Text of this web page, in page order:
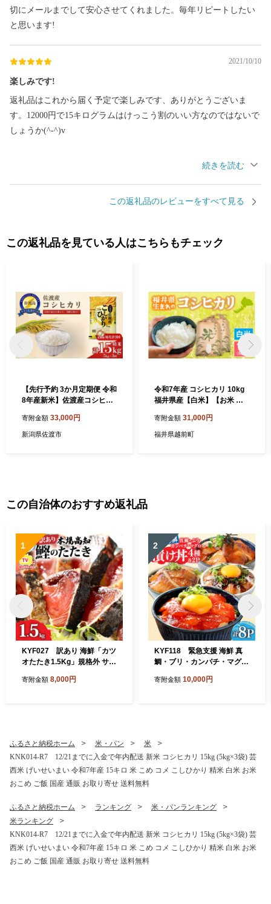
切にメールまでして安心させてくれました。毎年リピートしたい
と思います!
2021/10/10
楽しみです!
返礼品はこれから届く予定で楽しみです、ありがとうございま
す。12000円で15キログラムはけっこう割のいい方なのではないで
しょうか(^-^)v
できれば来年も寄付したいとおもうので、来年以降も販売して頂
けるととてもありがたく存じます(^o^)v
この返礼品のレビューをすべて見る
この返礼品を見ている人はこちらもチェック
【先行予約 3か月定期便 令和
8年産新米】佐渡産コシヒカ
| 新潟県産コシヒカリ 新潟産
コシヒカリ 佐渡産コシヒカ
寄附金額 33,000円
新潟県佐渡市
令和7年産 コシヒカリ 10kg
福井県産【白米】【お米 こ
ロ 精米 人気品種】 [e30-c01
4]
寄附金額 31,000円
福井県越前町
この自治体のおすすめ返礼品
1
KYF027 訳あり 海鮮「カツ
オたたき1.5Kg」規格外 サイ
郷納税 ランキング 本場 高
寄附金額 8,000円
2
KYF118 緊急支援 海鮮 真
鯛・ブリ・カンパチ・マグロ
子の真鯛を食べて応援 養殖
寄附金額 10,000円
ふるさと納税ホーム 米・パン
米
KNK014-R7 12/21までに入金で年内配送 新米 コシヒカリ 15kg (5kg×3袋) 芸
西米 げいせいまい 令和7年産 15キロ 米 こめ コメ こしひかり 精米 白米 お米
おこめ ご飯 国産 通販 お取り寄せ 送料無料
ふるさと納税ホーム ランキング
米・パンランキング
米ランキング
KNK014-R7 12/21までに入金で年内配送 新米 コシヒカリ 15kg (5kg×3袋) 芸
西米 げいせいまい 令和7年産 15キロ 米 こめ コメ こしひかり 精米 白米 お米
おこめ ご飯 国産 通販 お取り寄せ 送料無料